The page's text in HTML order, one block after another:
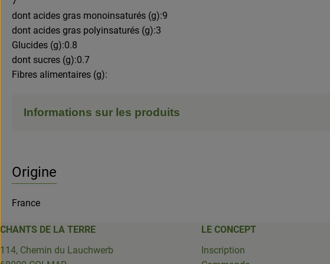
dont acides gras monoinsaturés (g):9
dont acides gras polyinsaturés (g):3
Glucides (g):0.8
dont sucres (g):0.7
Fibres alimentaires (g):
Informations sur les produits
Origine
France
CHANTS DE LA TERRE
114, Chemin du Lauchwerb
LE CONCEPT
Inscription